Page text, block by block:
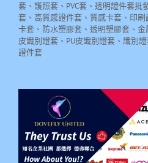
套、護照套、PVC套、透明證件套
套、高質感證件套、質感卡套、印
卡套、防水塑膠套、透明塑膠套、
皮識別證套、PU皮識別證套、識別
證件套